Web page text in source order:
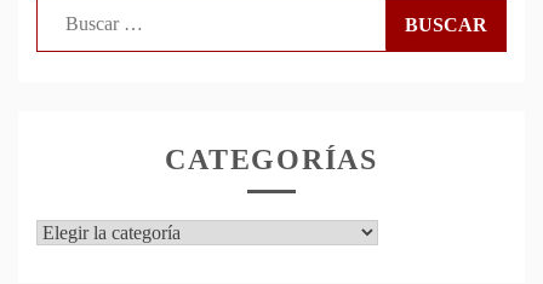
CATEGORÍAS
Categorías